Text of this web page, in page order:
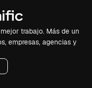
trabajo. Más de un
empresas, agencias y